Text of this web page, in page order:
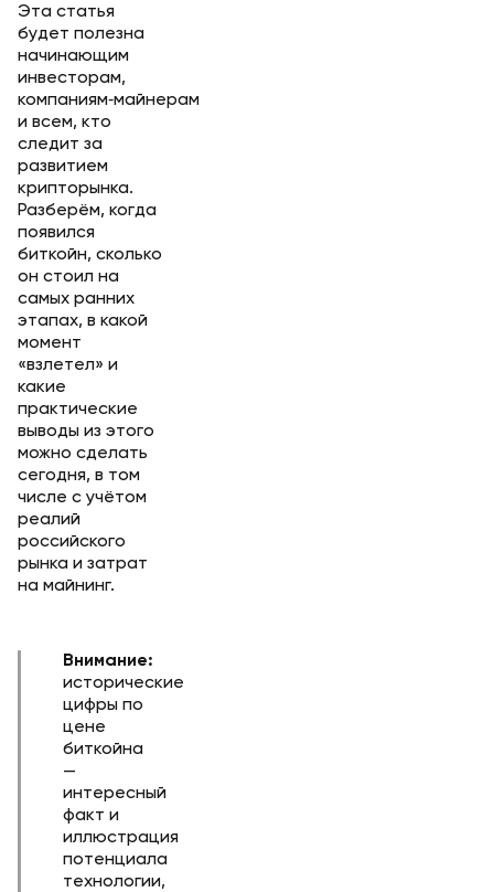
Эта статья
будет полезна
начинающим
инвесторам,
компаниям‑майнерам
и всем, кто
следит за
развитием
крипторынка.
Разберём, когда
появился
биткойн, сколько
он стоил на
самых ранних
этапах, в какой
момент
«взлетел» и
какие
практические
выводы из этого
можно сделать
сегодня, в том
числе с учётом
реалий
российского
рынка и затрат
на майнинг.
Внимание:
исторические
цифры по
цене
биткойна
—
интересный
факт и
иллюстрация
потенциала
технологии,